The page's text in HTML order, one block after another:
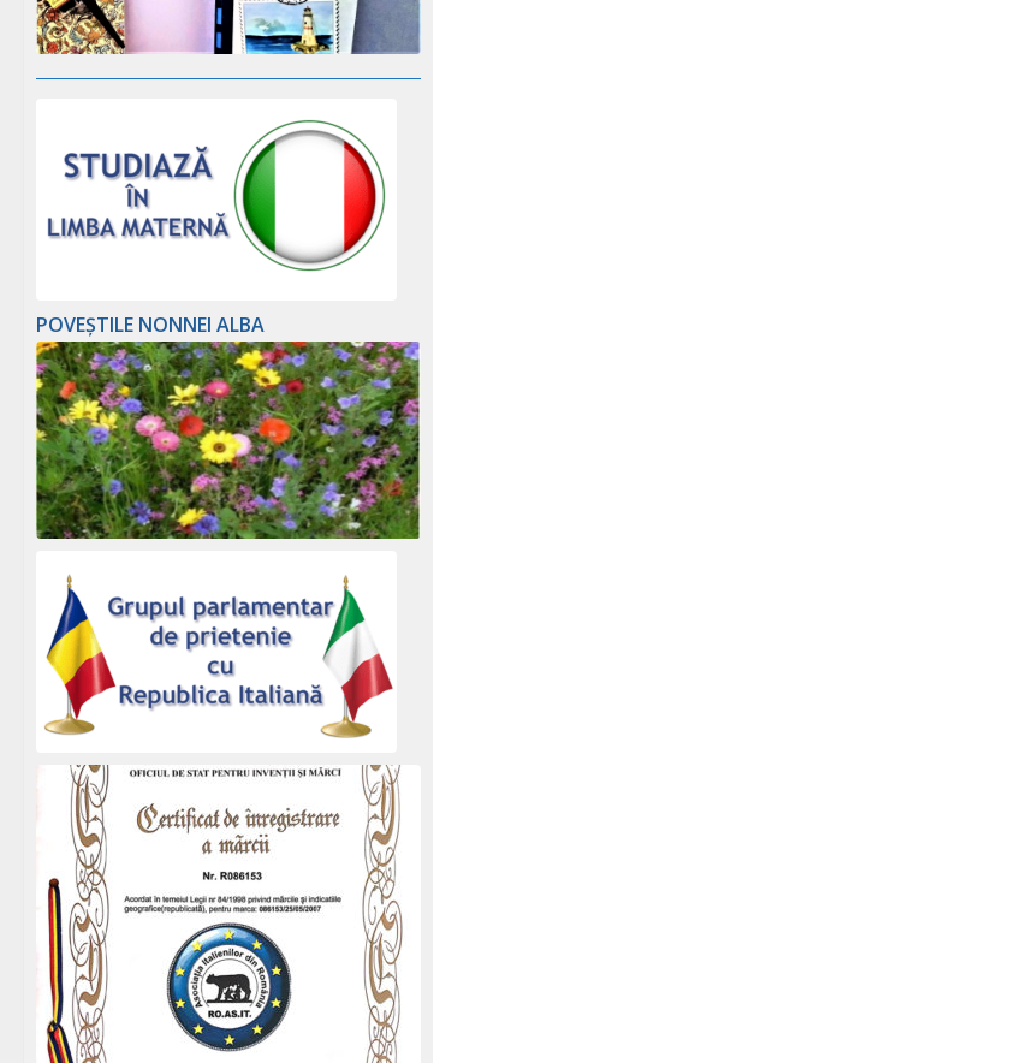
POVEȘTILE NONNEI ALBA